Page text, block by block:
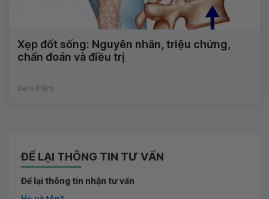
Xẹp đốt sống: Nguyên nhân, triệu chứng,
chẩn đoán và điều trị
Xem thêm
ĐỂ LẠI THÔNG TIN TƯ VẤN
Để lại thông tin nhận tư vấn